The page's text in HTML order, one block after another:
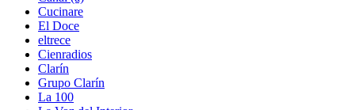
Cucinare
El Doce
eltrece
Cienradios
Clarín
Grupo Clarín
La 100